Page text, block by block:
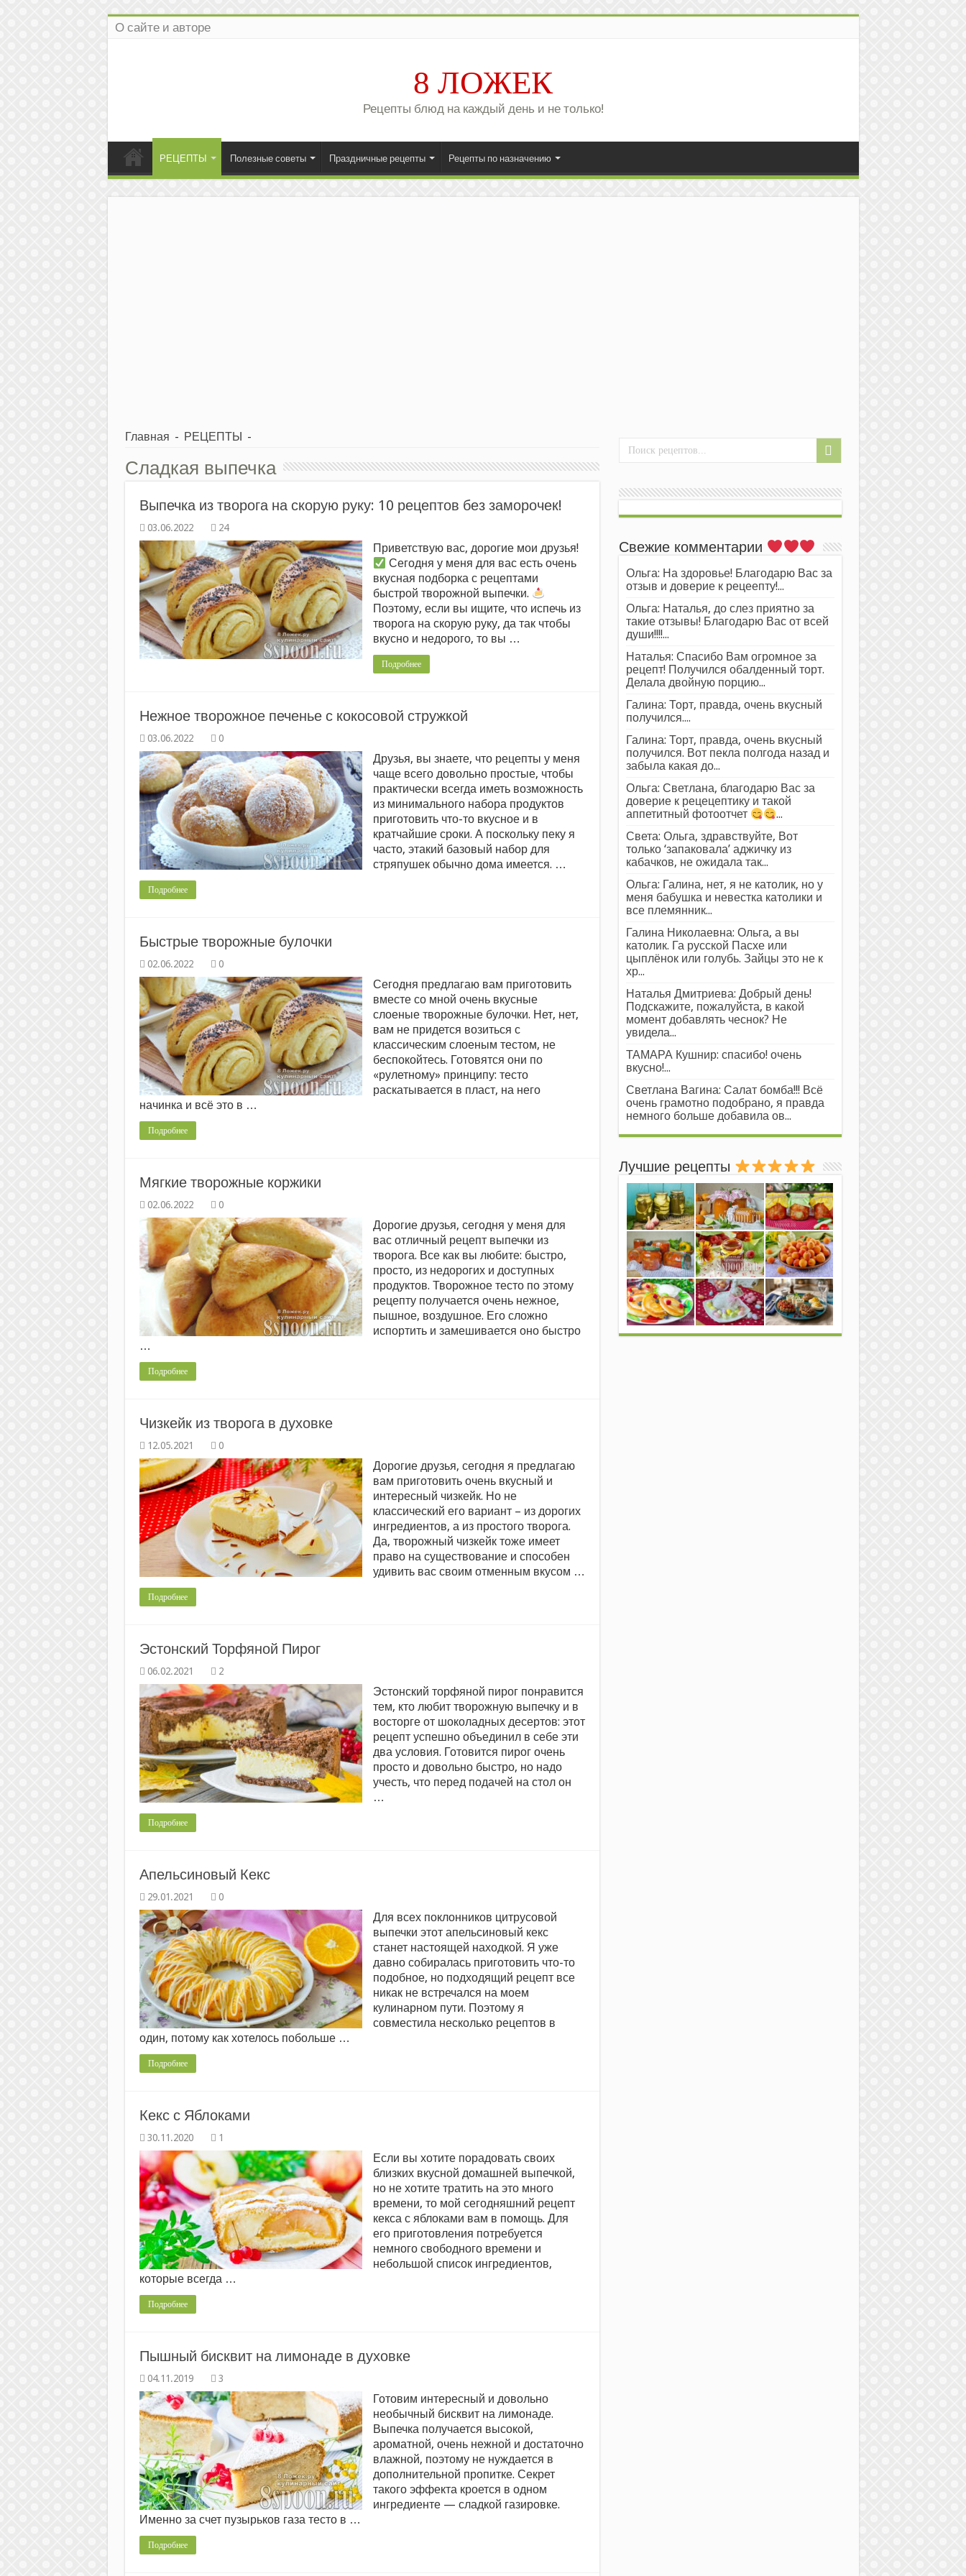
О сайте и авторе
8 ЛОЖЕК
Рецепты блюд на каждый день и не только!
РЕЦЕПТЫ Полезные советы Праздничные рецепты Рецепты по назначению
Главная - РЕЦЕПТЫ -
Сладкая выпечка
Выпечка из творога на скорую руку: 10 рецептов без заморочек!
24
Приветствую вас, дорогие мои друзья!
Сегодня у меня для вас есть очень
вкусная подборка с рецептами
быстрой творожной выпечки.
Поэтому, если вы ищите, что испечь из
творога на скорую руку, да так чтобы
вкусно и недорого, то вы …
Подробнее
Нежное творожное печенье с кокосовой стружкой
0
Друзья, вы знаете, что рецепты у меня
чаще всего довольно простые, чтобы
практически всегда иметь возможность
из минимального набора продуктов
приготовить что-то вкусное и в
кратчайшие сроки. А поскольку пеку я
часто, этакий базовый набор для
стряпушек обычно дома имеется. …
Подробнее
Быстрые творожные булочки
0
Сегодня предлагаю вам приготовить
вместе со мной очень вкусные
слоеные творожные булочки. Нет, нет,
вам не придется возиться с
классическим слоеным тестом, не
беспокойтесь. Готовятся они по
«рулетному» принципу: тесто
раскатывается в пласт, на него
начинка и всё это в …
Подробнее
Мягкие творожные коржики
0
Дорогие друзья, сегодня у меня для
вас отличный рецепт выпечки из
творога. Все как вы любите: быстро,
просто, из недорогих и доступных
продуктов. Творожное тесто по этому
рецепту получается очень нежное,
пышное, воздушное. Его сложно
испортить и замешивается оно быстро
…
Подробнее
Чизкейк из творога в духовке
0
Дорогие друзья, сегодня я предлагаю
вам приготовить очень вкусный и
интересный чизкейк. Но не
классический его вариант – из дорогих
ингредиентов, а из простого творога.
Да, творожный чизкейк тоже имеет
право на существование и способен
удивить вас своим отменным вкусом …
Подробнее
Эстонский Торфяной Пирог
2
Эстонский торфяной пирог понравится
тем, кто любит творожную выпечку и в
восторге от шоколадных десертов: этот
рецепт успешно объединил в себе эти
два условия. Готовится пирог очень
просто и довольно быстро, но надо
учесть, что перед подачей на стол он
…
Подробнее
Апельсиновый Кекс
0
Для всех поклонников цитрусовой
выпечки этот апельсиновый кекс
станет настоящей находкой. Я уже
давно собиралась приготовить что-то
подобное, но подходящий рецепт все
никак не встречался на моем
кулинарном пути. Поэтому я
совместила несколько рецептов в
один, потому как хотелось побольше …
Подробнее
Кекс с Яблоками
1
Если вы хотите порадовать своих
близких вкусной домашней выпечкой,
но не хотите тратить на это много
времени, то мой сегодняшний рецепт
кекса с яблоками вам в помощь. Для
его приготовления потребуется
немного свободного времени и
небольшой список ингредиентов,
которые всегда …
Подробнее
Пышный бисквит на лимонаде в духовке
3
Готовим интересный и довольно
необычный бисквит на лимонаде.
Выпечка получается высокой,
ароматной, очень нежной и достаточно
влажной, поэтому не нуждается в
дополнительной пропитке. Секрет
такого эффекта кроется в одном
ингредиенте — сладкой газировке.
Именно за счет пузырьков газа тесто в …
Подробнее
Свежие комментарии
Ольга: На здоровье! Благодарю Вас за
отзыв и доверие к рецеепту!...
Ольга: Наталья, до слез приятно за
такие отзывы! Благодарю Вас от всей
души!!!!...
Наталья: Спасибо Вам огромное за
рецепт! Получился обалденный торт.
Делала двойную порцию...
Галина: Торт, правда, очень вкусный
получился....
Галина: Торт, правда, очень вкусный
получился. Вот пекла полгода назад и
забыла какая до...
Ольга: Светлана, благодарю Вас за
доверие к рецецептику и такой
аппетитный фотоотчет
...
Света: Ольга, здравствуйте, Вот
только ‘запаковала’ аджичку из
кабачков, не ожидала так...
Ольга: Галина, нет, я не католик, но у
меня бабушка и невестка католики и
все племянник...
Галина Николаевна: Ольга, а вы
католик. Га русской Пасхе или
цыплёнок или голубь. Зайцы это не к
хр...
Наталья Дмитриева: Добрый день!
Подскажите, пожалуйста, в какой
момент добавлять чеснок? Не
увидела...
ТАМАРА Кушнир: спасибо! очень
вкусно!...
Светлана Вагина: Салат бомба!!! Всё
очень грамотно подобрано, я правда
немного больше добавила ов...
Лучшие рецепты